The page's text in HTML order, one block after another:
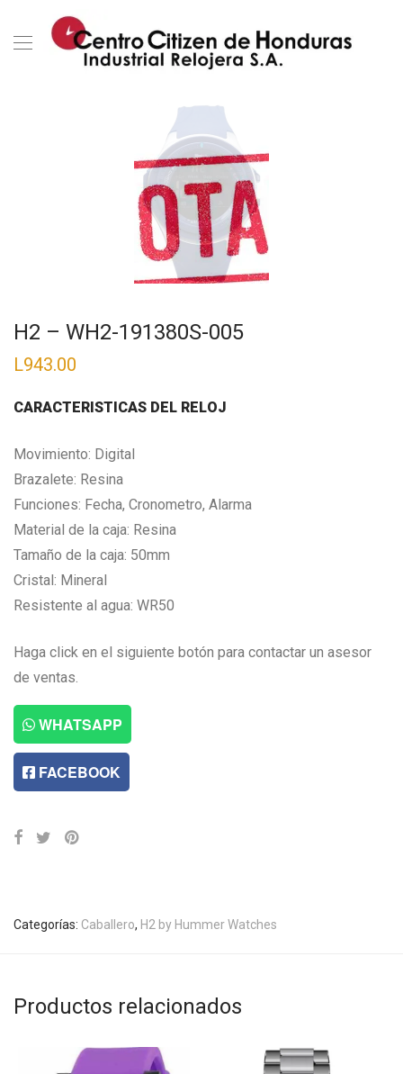
H2 – WH2-191380S-005
L943.00
CARACTERISTICAS DEL RELOJ
Movimiento: Digital
Brazalete: Resina
Funciones: Fecha, Cronometro, Alarma
Material de la caja: Resina
Tamaño de la caja: 50mm
Cristal: Mineral
Resistente al agua: WR50
Haga click en el siguiente botón para contactar un asesor
de ventas.
WHATSAPP
FACEBOOK
Categorías: Caballero, H2 by Hummer Watches
Productos relacionados